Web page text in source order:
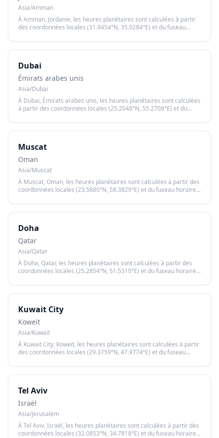
Asia/Amman
À Amman, Jordanie, les heures planétaires sont calculées à partir
des coordonnées locales (31.9454°N, 35.9284°E) et du fuseau
lever et le coucher du soleil.
Dubai
Émirats arabes unis
Asia/Dubai
À Dubai, Émirats arabes unis, les heures planétaires sont calculées
à partir des coordonnées locales (25.2048°N, 55.2708°E) et du
le lever et le coucher du soleil.
Muscat
Oman
Asia/Muscat
À Muscat, Oman, les heures planétaires sont calculées à partir des
coordonnées locales (23.5880°N, 58.3829°E) et du fuseau horaire
coucher du soleil.
Doha
Qatar
Asia/Qatar
À Doha, Qatar, les heures planétaires sont calculées à partir des
coordonnées locales (25.2854°N, 51.5310°E) et du fuseau horaire
coucher du soleil.
Kuwait City
Koweït
Asia/Kuwait
À Kuwait City, Koweït, les heures planétaires sont calculées à partir
des coordonnées locales (29.3759°N, 47.9774°E) et du fuseau
et le coucher du soleil.
Tel Aviv
Israël
Asia/Jerusalem
À Tel Aviv, Israël, les heures planétaires sont calculées à partir des
coordonnées locales (32.0853°N, 34.7818°E) et du fuseau horaire